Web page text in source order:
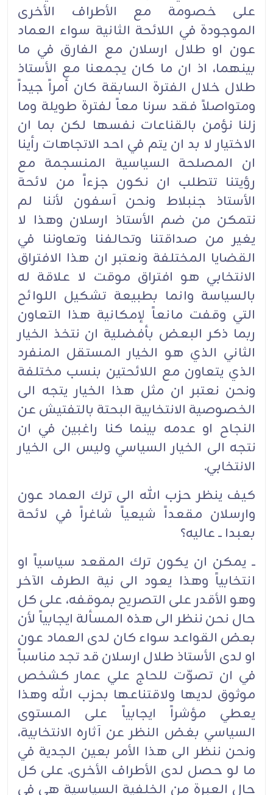
على خصومة مع الأطراف الأخرى
الموجودة في اللائحة الثانية سواء العماد
عون او طلال ارسلان مع الفارق في ما
بينهما، اذ ان ما كان يجمعنا مع الأستاذ
طلال خلال الفترة السابقة كان أمراً جيداً
ومتواصلاً فقد سرنا معاً لفترة طويلة وما
زلنا نؤمن بالقناعات نفسها لكن بما ان
الاختيار لا بد ان يتم في احد الاتجاهات رأينا
ان المصلحة السياسية المنسجمة مع
رؤيتنا تتطلب ان نكون جزءاً من لائحة
الأستاذ جنبلاط ونحن آسفون لأننا لم
نتمكن من ضم الأستاذ ارسلان وهذا لا
يغير من صداقتنا وتحالفنا وتعاوننا في
القضايا المختلفة ونعتبر ان هذا الافتراق
الانتخابي هو افتراق موقت لا علاقة له
بالسياسة وانما بطبيعة تشكيل اللوائح
التي وقفت مانعاً لإمكانية هذا التعاون
ربما ذكر البعض بأفضلية ان نتخذ الخيار
الثاني الذي هو الخيار المستقل المنفرد
الذي يتعاون مع اللائحتين بنسب مختلفة
ونحن نعتبر ان مثل هذا الخيار يتجه الى
الخصوصية الانتخابية البحتة بالتفتيش عن
النجاح او عدمه بينما كنا راغبين في ان
نتجه الى الخيار السياسي وليس الى الخيار
الانتخابي.‏
كيف ينظر حزب الله الى ترك العماد عون
وارسلان مقعداً شيعياً شاغراً في لائحة
بعبدا ــ عاليه؟‏
ــ يمكن ان يكون ترك المقعد سياسياً او
انتخابياً وهذا يعود الى نية الطرف الآخر
وهو الأقدر على التصريح بموقفه، على كل
حال نحن ننظر الى هذه المسألة ايجابياً لأن
بعض القواعد سواء كان لدى العماد عون
او لدى الأستاذ طلال ارسلان قد تجد مناسباً
في ان تصوّت للحاج علي عمار كشخص
موثوق لديها ولاقتناعها بحزب الله وهذا
يعطي مؤشراً ايجابياً على المستوى
السياسي بغض النظر عن آثاره الانتخابية،
ونحن ننظر الى هذا الأمر بعين الجدية في
ما لو حصل لدى الأطراف الأخرى. على كل
حال العبرة من الخلفية السياسية هي في